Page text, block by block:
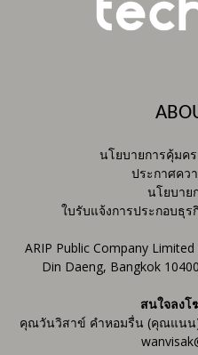
นโยบายการคุ้มค
ประกาศคว
นโยบาย
ใบรับแจ้งการประกอบธุ
ARIP Public Company
Din Daeng, Bangkok
สนใจลง
คุณวันวิสาข์ คำหอมรื่น (คุณแนน)